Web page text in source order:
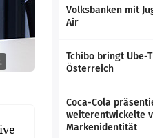
Volksbanken mit
Air
Tchibo bringt Ube-
Österreich
Coca-Cola
weiterentwickelte
Markenidentität